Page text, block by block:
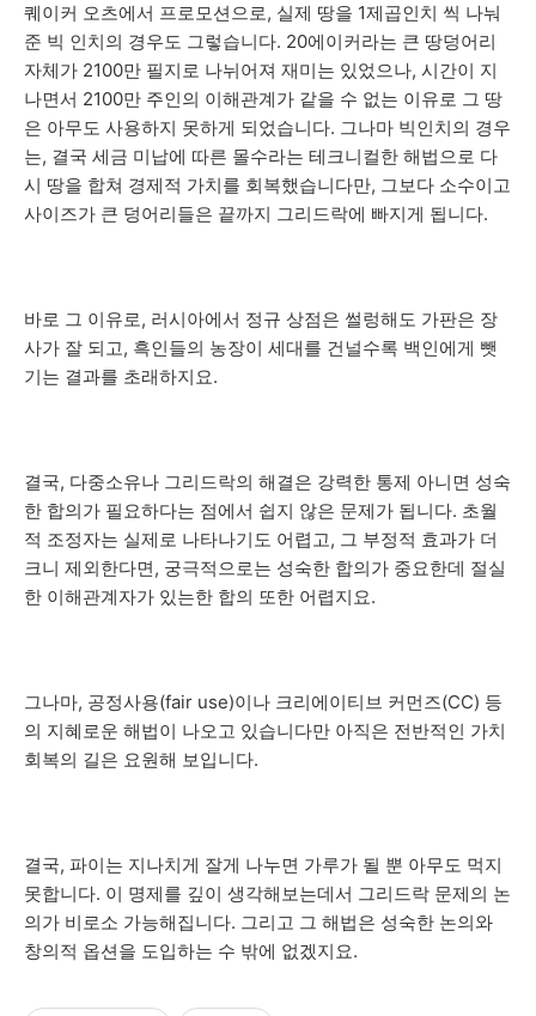
퀘이커 오츠에서 프로모션으로, 실제 땅을 1제곱인치 씩 나눠
준 빅 인치의 경우도 그렇습니다. 20에이커라는 큰 땅덩어리
자체가 2100만 필지로 나뉘어져 재미는 있었으나, 시간이 지
나면서 2100만 주인의 이해관계가 같을 수 없는 이유로 그 땅
은 아무도 사용하지 못하게 되었습니다. 그나마 빅인치의 경우
는, 결국 세금 미납에 따른 몰수라는 테크니컬한 해법으로 다
시 땅을 합쳐 경제적 가치를 회복했습니다만, 그보다 소수이고
사이즈가 큰 덩어리들은 끝까지 그리드락에 빠지게 됩니다.
바로 그 이유로, 러시아에서 정규 상점은 썰렁해도 가판은 장
사가 잘 되고, 흑인들의 농장이 세대를 건널수록 백인에게 뺏
기는 결과를 초래하지요.
결국, 다중소유나 그리드락의 해결은 강력한 통제 아니면 성숙
한 합의가 필요하다는 점에서 쉽지 않은 문제가 됩니다. 초월
적 조정자는 실제로 나타나기도 어렵고, 그 부정적 효과가 더
크니 제외한다면, 궁극적으로는 성숙한 합의가 중요한데 절실
한 이해관계자가 있는한 합의 또한 어렵지요.
그나마, 공정사용(fair use)이나 크리에이티브 커먼즈(CC) 등
의 지혜로운 해법이 나오고 있습니다만 아직은 전반적인 가치
회복의 길은 요원해 보입니다.
결국, 파이는 지나치게 잘게 나누면 가루가 될 뿐 아무도 먹지
못합니다. 이 명제를 깊이 생각해보는데서 그리드락 문제의 논
의가 비로소 가능해집니다. 그리고 그 해법은 성숙한 논의와
창의적 옵션을 도입하는 수 밖에 없겠지요.